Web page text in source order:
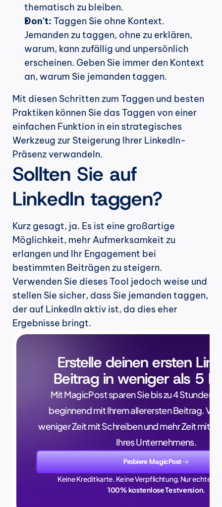
thematisch zu bleiben.
Don't: Taggen Sie ohne Kontext.
Jemanden zu taggen, ohne zu erklären,
warum, kann zufällig und unpersönlich
erscheinen. Geben Sie immer den Kontext
an, warum Sie jemanden taggen.
Mit diesen Schritten zum Taggen und besten
Praktiken können Sie das Taggen von einer
einfachen Funktion in ein strategisches
Werkzeug zur Steigerung Ihrer LinkedIn-
Präsenz verwandeln.
Sollten Sie auf
LinkedIn taggen?
Kurz gesagt, ja. Es ist eine großartige
Möglichkeit, mehr Aufmerksamkeit zu
erlangen und Ihr Engagement bei
bestimmten Beiträgen zu steigern.
Verwenden Sie dieses Tool jedoch weise und
stellen Sie sicher, dass Sie jemanden taggen,
der auf LinkedIn aktiv ist, da dies eher
Ergebnisse bringt.
Erstelle deinen ersten
Beitrag in weniger als 5
Mit MagicPost sparen Sie bis zu 4 Stunden
beginnend mit Ihrem allerersten Beitrag.
weniger Zeit mit Schreiben und mehr Zeit mit
Ihres Unternehmens.
Probiere MagicPost
Keine Kreditkarte. Keine Verpflichtung. Nur echte
100% kostenlose Testversion.